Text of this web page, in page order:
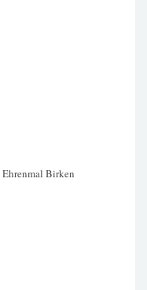
Ehrenmal Birken